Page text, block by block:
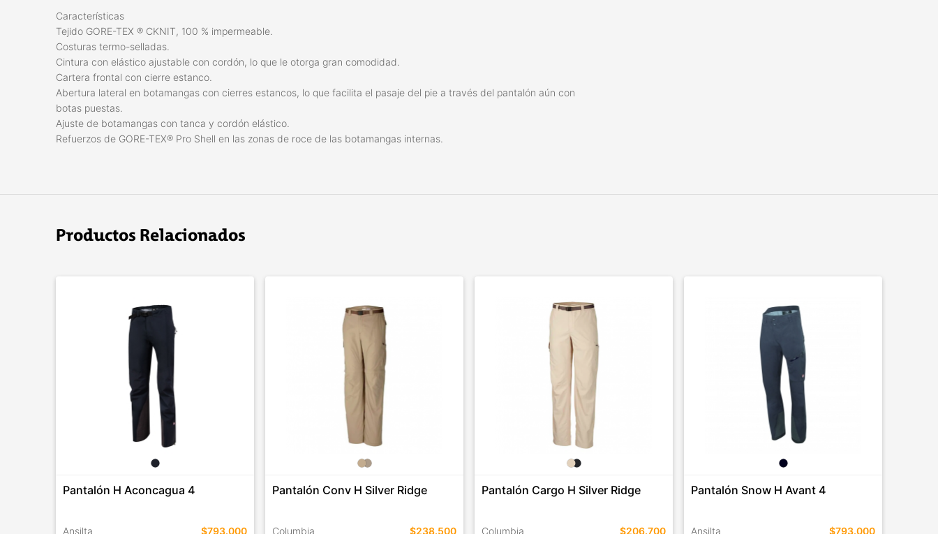
Características
Tejido GORE-TEX ® CKNIT, 100 % impermeable.
Costuras termo-selladas.
Cintura con elástico ajustable con cordón, lo que le otorga gran comodidad.
Cartera frontal con cierre estanco.
Abertura lateral en botamangas con cierres estancos, lo que facilita el pasaje del pie a través del pantalón aún con
botas puestas.
Ajuste de botamangas con tanca y cordón elástico.
Refuerzos de GORE-TEX® Pro Shell en las zonas de roce de las botamangas internas.
Productos Relacionados
Pantalón H Aconcagua 4
Ansilta $793.000
Pantalón Conv H Silver Ridge
Columbia $238.500
Pantalón Cargo H Silver Ridge
Columbia $206.700
Pantalón Snow H Avant 4
Ansilta $793.000